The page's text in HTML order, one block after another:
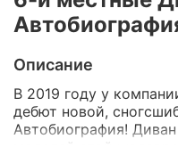
Описание
В 2019 году у
дебют новой,
Автобиография!